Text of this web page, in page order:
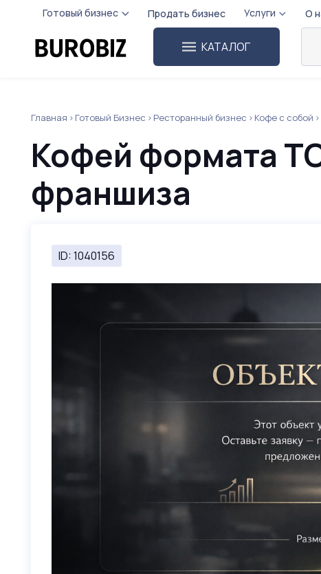
Готовый бизнес Продать бизнес Услуги О
КАТАЛОГ
Главная Готовый Бизнес Ресторанный бизнес Кофе с собой
Кофей формата
франшиза
ID: 1040156